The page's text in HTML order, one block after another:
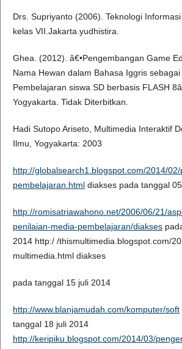
Drs. Supriyanto (2006). Teknologi
kelas VII.Jakarta.yudhistira.
Ghea. (2012). â€•Pengembangan Game
Nama Hewan dalam Bahasa Iggris sebagai
Pembelajaran siswa SD berbasis FLASH
Yogyakarta. Tidak Diterbitkan.
Hadi Sutopo Ariseto, Multimedia Interaktif
Ilmu, Yogyakarta: 2003
http://globalsearch1.blogspot.com/2014/
pembelajaran.htmldiakses pada tanggal
http://romisatriawahono.net/2006/06/21/
penilaian-media-pembelajaran/diakses
2014 http:/ /thismultimedia.blogspot.com/
multimedia.html diakses
pada tanggal 15 juli 2014
http://www.blanjamudah.com/komputer/soft
tanggal 18 juli 2014
http://keripiku.blogspot.com/2014/03/